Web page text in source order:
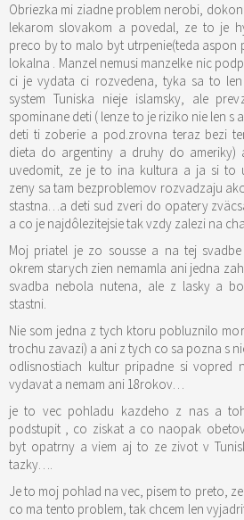
Obriezka mi ziadne problem nerobi,
lekarom slovakom a povedal, ze to je hygienickjsie a teda neviem
preco by to malo byt utrpenie(teda aspon
lokalna . Manzel nemusi manzelke nic
ci je vydata ci rozvedena, tyka sa to
system Tuniska nieje islamsky, ale
spominane deti ( lenze to je riziko nie len s
deti ti zoberie a pod.zrovna teraz bezi
dieta do argentiny a druhy do ameriky)
uvedomit, ze je to ina kultura a ja si to
zeny sa tam bezproblemov rozvadzaju
stastna…a deti sud zveri do opatery
a co je najdôlezitejsie tak vzdy zalezi na
Moj priatel je zo sousse a na tej
okrem starych zien nemamla ani jedna
svadba nebola nutena, ale z lasky a
stastni.
Nie som jedna z tych ktoru pobluznilo
trochu zavazi) a ani z tych co sa pozna s
odlisnostiach kultur pripadne si vopred
vydavat a nemam ani 18rokov…
je to vec pohladu kazdeho z nas a
podstupit , co ziskat a co naopak
byt opatrny a viem aj to ze zivot v
tazky….
Je to moj pohlad na vec, pisem to preto,
co ma tento problem, tak chcem len